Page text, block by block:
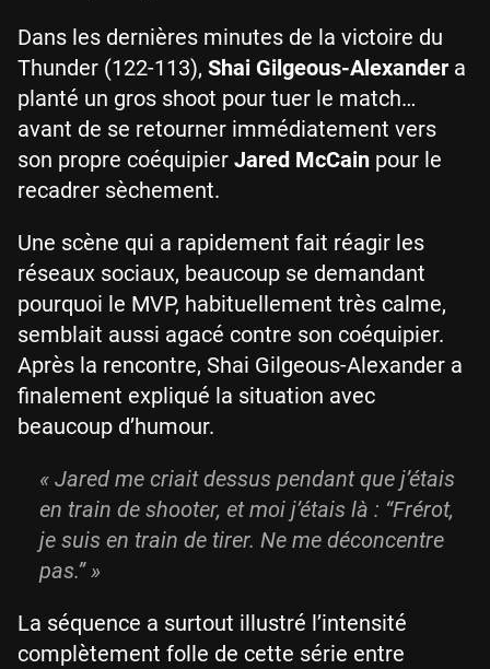
Dans les dernières minutes de la victoire du
Thunder (122-113), Shai Gilgeous-Alexander a
planté un gros shoot pour tuer le match…
avant de se retourner immédiatement vers
son propre coéquipier Jared McCain pour le
recadrer sèchement.
Une scène qui a rapidement fait réagir les
réseaux sociaux, beaucoup se demandant
pourquoi le MVP, habituellement très calme,
semblait aussi agacé contre son coéquipier.
Après la rencontre, Shai Gilgeous-Alexander a
finalement expliqué la situation avec
beaucoup d’humour.
« Jared me criait dessus pendant que j’étais
en train de shooter, et moi j’étais là : “Frérot,
je suis en train de tirer. Ne me déconcentre
pas.”»
La séquence a surtout illustré l’intensité
complètement folle de cette série entre